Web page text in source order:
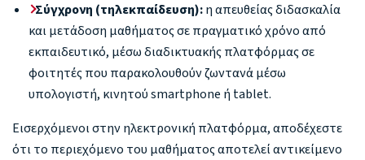
Σύγχρονη (τηλεκπαίδευση):η απευθείας διδασκαλία
και μετάδοση μαθήματος σε πραγματικό χρόνο από
εκπαιδευτικό, μέσω διαδικτυακής πλατφόρμας σε
φοιτητές που παρακολουθούν ζωντανά μέσω
υπολογιστή, κινητού smartphone ή tablet.
Εισερχόμενοι στην ηλεκτρονική πλατφόρμα, αποδέχεστε
ότι το περιεχόμενο του μαθήματος αποτελεί αντικείμενο